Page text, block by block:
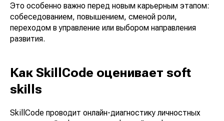
Это особенно важно перед новым карьерным этапом:
собеседованием, повышением, сменой роли,
переходом в управление или выбором направления
развития.
Как SkillCode оценивает soft
skills
SkillCode проводит онлайн-диагностику личностных